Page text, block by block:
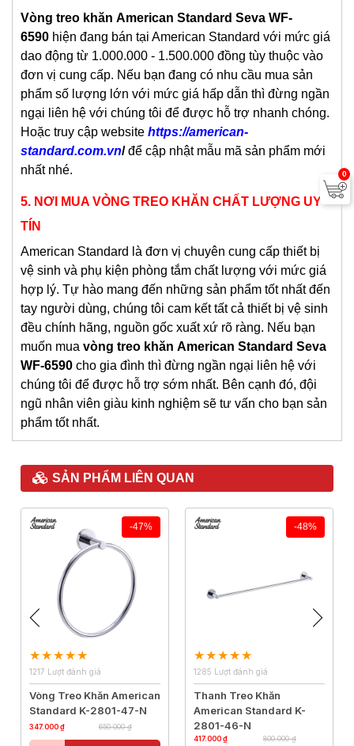
Vòng treo khăn American Standard Seva WF-
6590 hiện đang bán tại American Standard với mức giá
dao động từ 1.000.000 - 1.500.000 đồng tùy thuộc vào
đơn vị cung cấp. Nếu bạn đang có nhu cầu mua sản
phẩm số lượng lớn với mức giá hấp dẫn thì đừng ngần
ngại liên hệ với chúng tôi để được hỗ trợ nhanh chóng.
Hoặc truy cập website https://american-
standard.com.vn/để cập nhật mẫu mã sản phẩm mới
nhất nhé.
5. NƠI MUA VÒNG TREO KHĂN CHẤT LƯỢNG UY
TÍN
American Standard là đơn vị chuyên cung cấp thiết bị
vệ sinh và phụ kiện phòng tắm chất lượng với mức giá
hợp lý. Tự hào mang đến những sản phẩm tốt nhất đến
tay người dùng, chúng tôi cam kết tất cả thiết bị vệ sinh
đều chính hãng, nguồn gốc xuất xứ rõ ràng. Nếu bạn
muốn mua vòng treo khăn American Standard Seva
WF-6590 cho gia đình thì đừng ngần ngại liên hệ với
chúng tôi để được hỗ trợ sớm nhất. Bên cạnh đó, đội
ngũ nhân viên giàu kinh nghiệm sẽ tư vấn cho bạn sản
phẩm tốt nhất.
SẢN PHẨM LIÊN QUAN
-47%
1217 Lượt đánh giá
Vòng Treo Khăn American
Standard K-2801-47-N
347.000 ₫ 650.000 ₫
-48%
1285 Lượt đánh giá
Thanh Treo Khăn
American Standard K-
2801-46-N
417.000 ₫ 800.000 ₫
0